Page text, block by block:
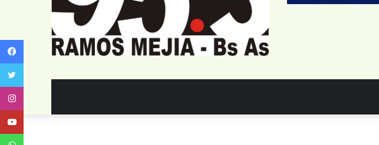
Facebook